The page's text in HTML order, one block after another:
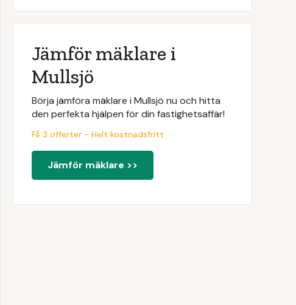
Jämför mäklare i
Mullsjö
Börja jämföra mäklare i Mullsjö nu och hitta
den perfekta hjälpen för din fastighetsaffär!
Få 3 offerter - Helt kostnadsfritt
Jämför mäklare >>